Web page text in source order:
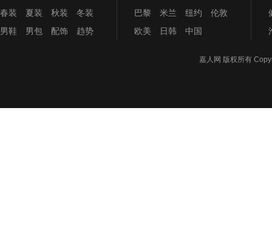
春装
夏装 秋装
冬装
男鞋
男包 配饰 趋势
巴黎
米兰 纽约
伦敦
欧美
日韩 中国
嘉人网 版权所有